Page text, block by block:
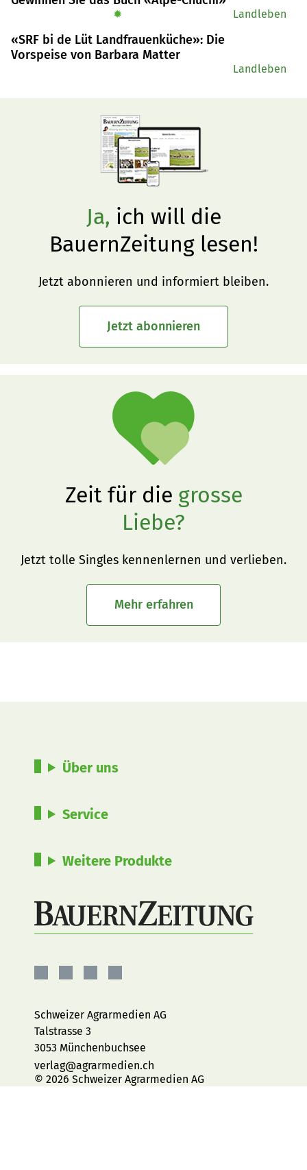
Herausforderung, vor allem beim Anrichten.
✹ Landleben
«SRF bi de Lüt Landfrauenküche»: Die
Vorspeise von Barbara Matter
Landleben
Ja, ich will die
BauernZeitung lesen!
Jetzt abonnieren und informiert bleiben.
Jetzt abonnieren
Zeit für die grosse
Liebe?
Jetzt tolle Singles kennenlernen und verlieben.
Mehr erfahren
Über uns
Service
Weitere Produkte
Facebook
Instagram
YouTubeLinkedIn
Schweizer Agrarmedien AG
Talstrasse 3
3053 Münchenbuchsee
verlag@agrarmedien.ch
© 2026 Schweizer Agrarmedien AG